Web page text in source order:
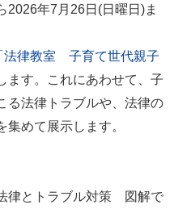
2026年7月26日(日曜日)ま
法律教室 子育て世代親子
ます。これにあわせて、子
る法律トラブルや、法律の
めて展示します。
介
律とトラブル対策 図解で